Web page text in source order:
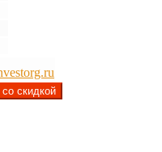
со скидкой